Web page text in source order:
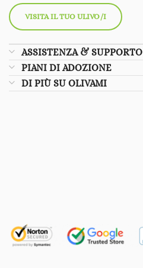
VISITA IL TUO ULIVO/I
ASSISTENZA & SUPPORTO
PIANI DI ADOZIONE
DI PIÙ SU OLIVAMI